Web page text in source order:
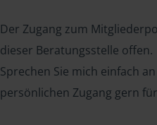
Der Zugang zum
dieser Beratungsstelle offen.
Sprechen Sie mich einfach
persönlichen Zugang gern